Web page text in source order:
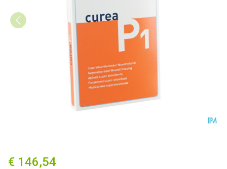
€ 146,54